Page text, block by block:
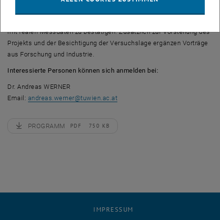
mit realen Messdaten zu bestätigen. Zusätzlich zur Vorstellung des
Projekts und der Besichtigung der Versuchslage ergänzen Vorträge
aus Forschung und Industrie.
Interessierte Personen können sich anmelden bei:
Dr. Andreas WERNER
Email: andreas.werner@tuwien.ac.at
PROGRAMM PDF 750 KB
, herunterladen
IMPRESSUM